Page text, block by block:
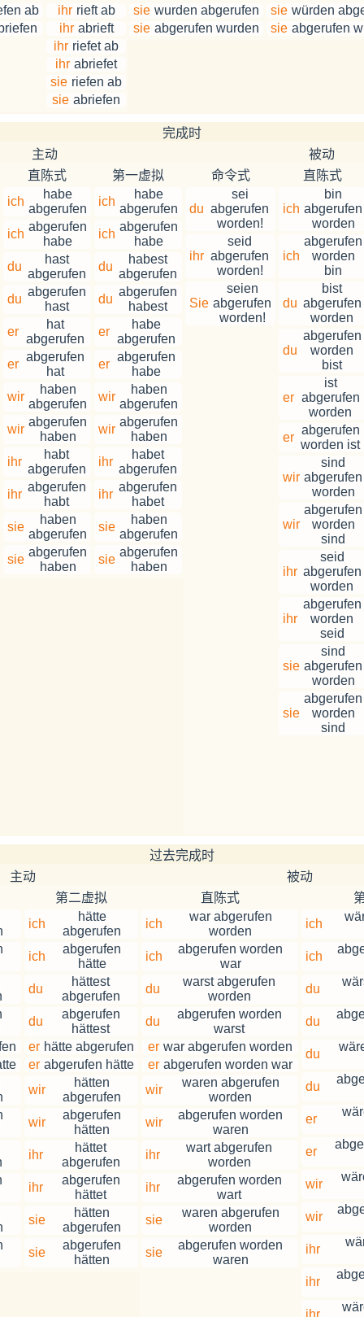
ab
ihr rieft ab
ihr abrieft
ihr riefet ab
ihr abriefet
sie riefen ab
sie abriefen
sie wurden abgerufen
sie abgerufen wurden
sie würden
sie abgerufen
完成时
主动
直陈式
ich
habe
abgerufen
ich
abgerufen
habe
du
hast
abgerufen
du
abgerufen
hast
er
hat
abgerufen
er
abgerufen
hat
wir
haben
abgerufen
wir
abgerufen
haben
ihr
habt
abgerufen
ihr
abgerufen
habt
sie
haben
abgerufen
sie
abgerufen
haben
第一虚拟
ich
habe
abgerufen
ich
abgerufen
habe
du
habest
abgerufen
du
abgerufen
habest
er
habe
abgerufen
er
abgerufen
habe
wir
haben
abgerufen
wir
abgerufen
haben
ihr
habet
abgerufen
ihr
abgerufen
habet
sie
haben
abgerufen
sie
abgerufen
haben
被动
命令式
du
sei
abgerufen
worden!
ihr
seid
abgerufen
worden!
Sie
seien
abgerufen
worden!
直陈式
ich
bin
abgerufen
worden
ich
abgerufen
worden
bin
du
bist
abgerufen
worden
du
abgerufen
worden
bist
er
ist
abgerufen
worden
er
abgerufen
worden ist
wir
sind
abgerufen
worden
wir
abgerufen
worden
sind
ihr
seid
abgerufen
worden
ihr
abgerufen
worden
seid
sie
sind
abgerufen
worden
sie
abgerufen
worden
sind
过去完成时
主动
第二虚拟
ich
hätte
abgerufen
ich
abgerufen
hätte
du
hättest
abgerufen
du
abgerufen
hättest
er hätte abgerufen
er abgerufen hätte
wir
hätten
abgerufen
wir
abgerufen
hätten
ihr
hättet
abgerufen
ihr
abgerufen
hättet
sie
hätten
abgerufen
sie
abgerufen
hätten
被动
直陈式
ich
war abgerufen
worden
ich
abgerufen worden
war
du
warst abgerufen
worden
du
abgerufen worden
warst
er war abgerufen worden
er abgerufen worden war
wir
waren abgerufen
worden
wir
abgerufen worden
waren
ihr
wart abgerufen
worden
ihr
abgerufen worden
wart
sie
waren abgerufen
worden
sie
abgerufen worden
waren
ich
ich
du
du
du
du
er
er
wir
wir
ihr
ihr
ihr